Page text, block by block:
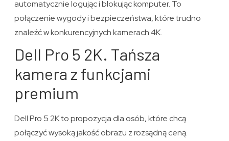
automatycznie logując i blokując komputer. To
połączenie wygody i bezpieczeństwa, które trudno
znaleźć w konkurencyjnych kamerach 4K.
Dell Pro 5 2K. Tańsza
kamera z funkcjami
premium
Dell Pro 5 2K to propozycja dla osób, które chcą
połączyć wysoką jakość obrazu z rozsądną ceną.